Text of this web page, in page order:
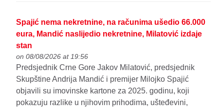
Spajić nema nekretnine, na računima ušedio 66.000
eura, Mandić naslijedio nekretnine, Milatović izdaje
stan
on 08/08/2026 at 19:56
Predsjednik Crne Gore Jakov Milatović, predsjednik
Skupštine Andrija Mandić i premijer Milojko Spajić
objavili su imovinske kartone za 2025. godinu, koji
pokazuju razlike u njihovim prihodima, ušteđevini,